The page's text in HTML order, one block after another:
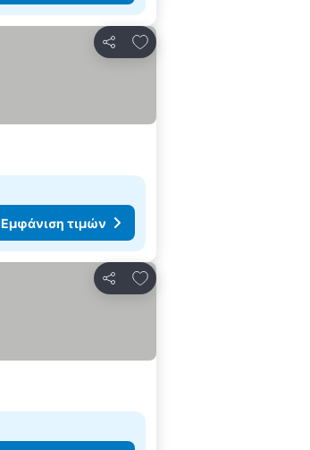
Κοινοποίηση
Προσθήκη στα αγαπημένα
Εμφάνιση τιμών
Κοινοποίηση
Προσθήκη στα αγαπημένα